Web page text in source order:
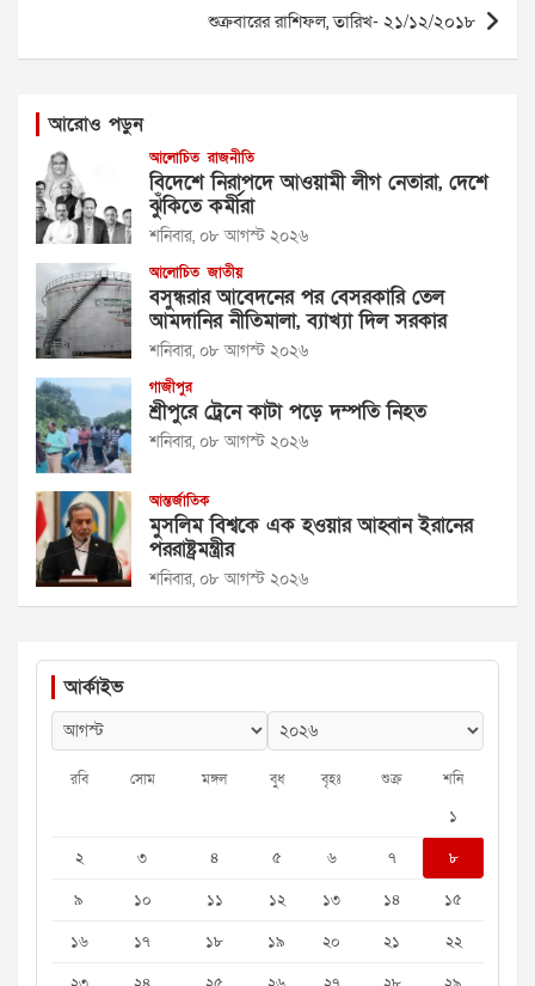
শুক্রবারের রাশিফল, তারিখ- ২১/১২/২০১৮
আরোও পড়ুন
আলোচিত রাজনীতি
বিদেশে নিরাপদে আওয়ামী লীগ নেতারা, দেশে
ঝুঁকিতে কর্মীরা
শনিবার, ০৮ আগস্ট ২০২৬
আলোচিত জাতীয়
বসুন্ধরার আবেদনের পর বেসরকারি তেল
আমদানির নীতিমালা, ব্যাখ্যা দিল সরকার
শনিবার, ০৮ আগস্ট ২০২৬
গাজীপুর
শ্রীপুরে ট্রেনে কাটা পড়ে দম্পতি নিহত
শনিবার, ০৮ আগস্ট ২০২৬
আন্তর্জাতিক
মুসলিম বিশ্বকে এক হওয়ার আহ্বান ইরানের
পররাষ্ট্রমন্ত্রীর
শনিবার, ০৮ আগস্ট ২০২৬
আর্কাইভ
রবি সোম মঙ্গল বুধ বৃহঃ শুক্র শনি
১
২
৩ ৪ ৫ ৬ ৭
৮
৯
১০ ১১ ১২ ১৩ ১৪
১৫
১৬
১৭ ১৮ ১৯ ২০ ২১
২২